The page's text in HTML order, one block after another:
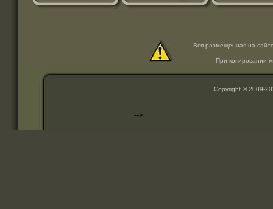
Вся размещенная на
При копировании
Copyright © 2009-
-->